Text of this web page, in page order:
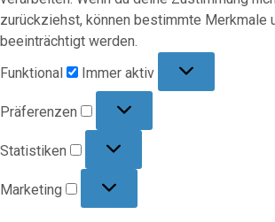
zurückziehst, können bestimmte Merkmale
beeinträchtigt werden.
Funktional
Immer aktiv
Präferenzen
Statistiken
Marketing